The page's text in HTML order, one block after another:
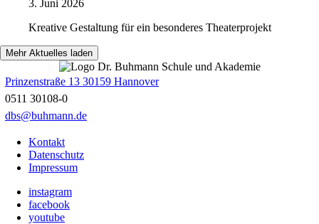
3. Juni 2026
Kreative Gestaltung für ein besonderes Theaterprojekt
Mehr Aktuelles laden
Prinzenstraße 13 30159 Hannover
0511 30108-0
dbs@buhmann.de
Kontakt
Datenschutz
Impressum
instagram
facebook
youtube